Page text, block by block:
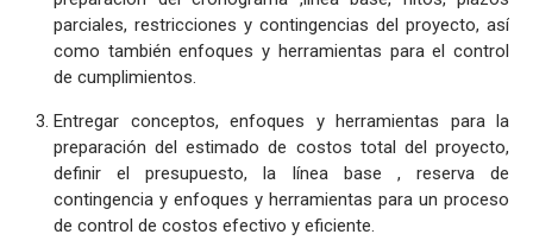
parciales, restricciones y contingencias del proyecto, así
como también enfoques y herramientas para el control
de cumplimientos.
Entregar conceptos, enfoques y herramientas para la
preparación del estimado de costos total del proyecto,
definir el presupuesto, la línea base , reserva de
contingencia y enfoques y herramientas para un proceso
de control de costos efectivo y eficiente.